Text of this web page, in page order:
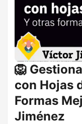
🦁
con Hojas
Formas
Jiménez